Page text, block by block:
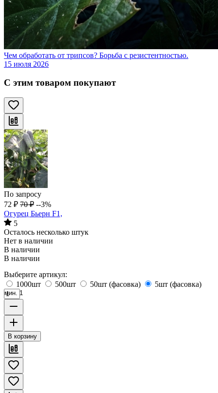
Чем обработать от трипсов? Борьба с резистентностью.
15 июля 2026
С этим товаром покупают
По запросу
72 ₽ 70 ₽ --3%
Огурец Бьерн F1,
5
Осталось несколько штук
Нет в наличии
В наличии
В наличии
Выберите артикул:
1000шт
500шт 50шт (фасовка) 5шт (фасовка)
мин. 1
В корзину